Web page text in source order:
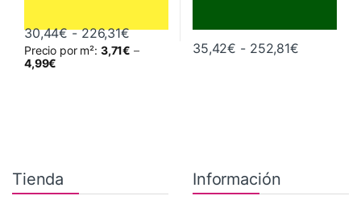
30,44€ - 226,31€Rango de precios: desde 30,44€
Precio por m²: 3,71€ –
4,99€
Este producto tiene múltiples variantes. Las opciones se
35,42€ - 252,81€Rango de
Este producto tiene múltiples
Tienda Información